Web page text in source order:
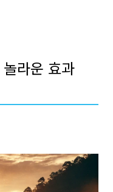
라운 효과